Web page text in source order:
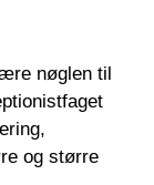
nøglen til
og større